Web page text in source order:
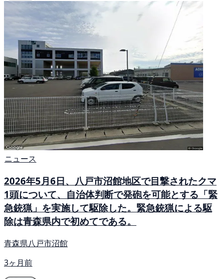
ニュース
2026年5月6日、八戸市沼館地区で目撃されたクマ
1頭について、自治体判断で発砲を可能とする「緊
急銃猟」を実施して駆除した。緊急銃猟による駆
除は青森県内で初めてである。
青森県八戸市沼館
3ヶ月前